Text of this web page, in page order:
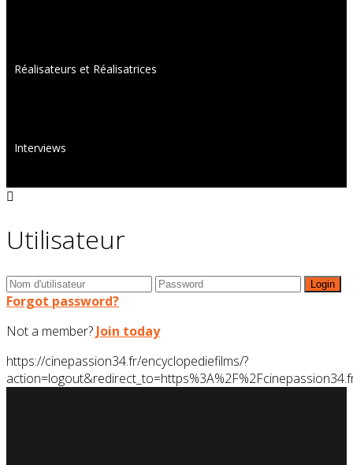
Réalisateurs et Réalisatrices
Interviews
Utilisateur
Forgot password?
Not a member? Join today
https://cinepassion34.fr/encyclopediefilms/?